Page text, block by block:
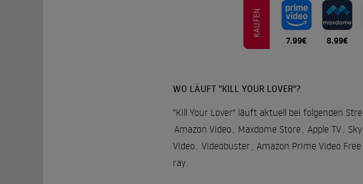
KAUFEN
7.99€ 8.99€
WO LÄUFT "KILL YOUR LOVER"?
"Kill Your Lover" läuft aktuell bei folgenden
Amazon Video , Maxdome Store , Apple TV,
Video , Videobuster, Amazon Prime Video
ray.